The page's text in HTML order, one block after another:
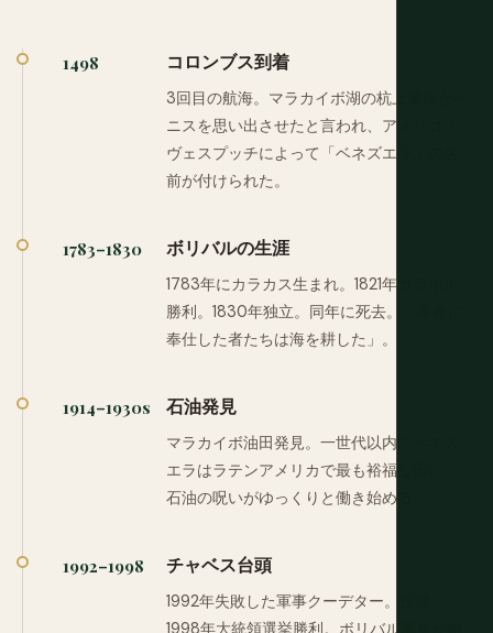
1498 コロンブス到着
3回目の航海。マラカイボ湖の杭上家屋がベ
ニスを思い出させたと言われ、アメリゴ・
ヴェスプッチによって「ベネズエラ」の名
前が付けられた。
1783–1830 ボリバルの生涯
1783年にカラカス生まれ。1821年カラボボ
勝利。1830年独立。同年に死去。「革命に
奉仕した者たちは海を耕した」。
1914–1930s 石油発見
マラカイボ油田発見。一世代以内にベネズ
エラはラテンアメリカで最も裕福な国に。
石油の呪いがゆっくりと働き始める。
1992–1998 チャベス台頭
1992年失敗した軍事クーデター。投獄。
1998年大統領選挙勝利。ボリバル革命が始